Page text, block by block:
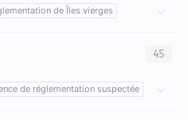
de Îles vierges
réglementation pour l'instant.
de réglementation suspectée
45